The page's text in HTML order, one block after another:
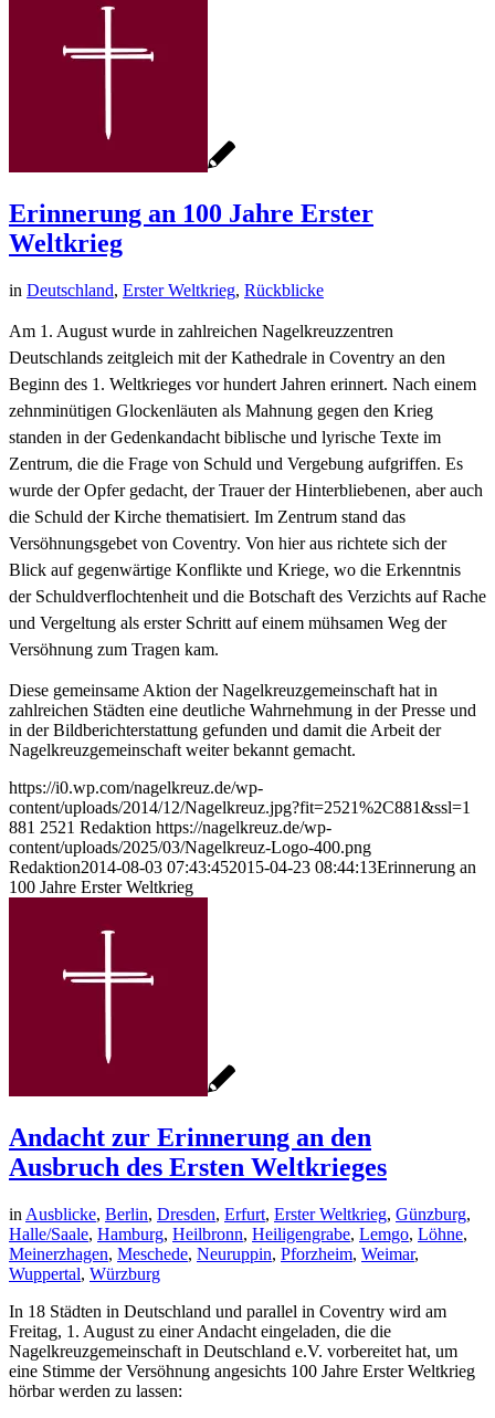
Erinnerung an 100 Jahre Erster
Weltkrieg
in Deutschland, Erster Weltkrieg, Rückblicke
Am 1. August wurde in zahlreichen Nagelkreuzzentren
Deutschlands zeitgleich mit der Kathedrale in Coventry an den
Beginn des 1. Weltkrieges vor hundert Jahren erinnert. Nach einem
zehnminütigen Glockenläuten als Mahnung gegen den Krieg
standen in der Gedenkandacht biblische und lyrische Texte im
Zentrum, die die Frage von Schuld und Vergebung aufgriffen. Es
wurde der Opfer gedacht, der Trauer der Hinterbliebenen, aber auch
die Schuld der Kirche thematisiert. Im Zentrum stand das
Versöhnungsgebet von Coventry. Von hier aus richtete sich der
Blick auf gegenwärtige Konflikte und Kriege, wo die Erkenntnis
der Schuldverflochtenheit und die Botschaft des Verzichts auf Rache
und Vergeltung als erster Schritt auf einem mühsamen Weg der
Versöhnung zum Tragen kam.
Diese gemeinsame Aktion der Nagelkreuzgemeinschaft hat in
zahlreichen Städten eine deutliche Wahrnehmung in der Presse und
in der Bildberichterstattung gefunden und damit die Arbeit der
Nagelkreuzgemeinschaft weiter bekannt gemacht.
https://i0.wp.com/nagelkreuz.de/wp-
content/uploads/2014/12/Nagelkreuz.jpg?fit=2521%2C881&ssl=1
881 2521 Redaktion https://nagelkreuz.de/wp-
content/uploads/2025/03/Nagelkreuz-Logo-400.png
Redaktion2014-08-03 07:43:452015-04-23 08:44:13Erinnerung an
100 Jahre Erster Weltkrieg
Andacht zur Erinnerung an den
Ausbruch des Ersten Weltkrieges
in Ausblicke, Berlin, Dresden, Erfurt, Erster Weltkrieg, Günzburg,
Halle/Saale, Hamburg, Heilbronn, Heiligengrabe, Lemgo, Löhne,
Meinerzhagen, Meschede, Neuruppin, Pforzheim, Weimar,
Wuppertal, Würzburg
In 18 Städten in Deutschland und parallel in Coventry wird am
Freitag, 1. August zu einer Andacht eingeladen, die die
Nagelkreuzgemeinschaft in Deutschland e.V. vorbereitet hat, um
eine Stimme der Versöhnung angesichts 100 Jahre Erster Weltkrieg
hörbar werden zu lassen: